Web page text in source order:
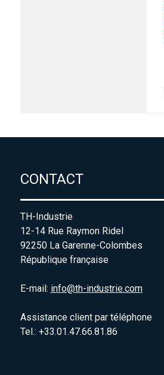
CONTACT
TH-Industrie
12-14 Rue Raymon Ridel
92250 La Garenne-Colombes
République française
E-mail: info@th-industrie.com
Assistance client par téléphone
Tel.: +33.01.47.66.81.86